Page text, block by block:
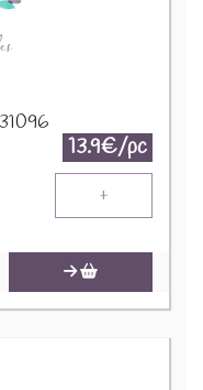
13.9€/pc
+